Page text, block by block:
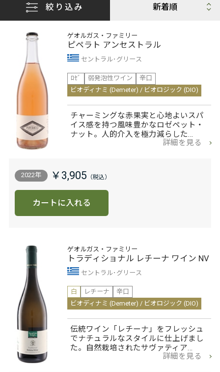
絞り込み
ゲオルガス・ファミリー
ピペラト アンセストラル
セントラル･グリース
ﾛｾﾞ
弱発泡性ワイン
辛口
ビオディナミ (Demeter) / ビオロジック (DIO)
チャーミングな赤果実と心地よいスパ
イス感を持つ風味豊かなロゼペット・
ナット。人的介入を極力減らした…
詳細を見る
2022年 ￥3,905
カートに入れる
ゲオルガス・ファミリー
トラディショナル レチーナ ワイン NV
セントラル･グリース
白
レチーナ
辛口
ビオディナミ (Demeter) / ビオロジック (DIO)
伝統ワイン「レチーナ」をフレッシュ
でナチュラルなスタイルに仕上げまし
た。自然栽培されたサヴァティア…
詳細を見る